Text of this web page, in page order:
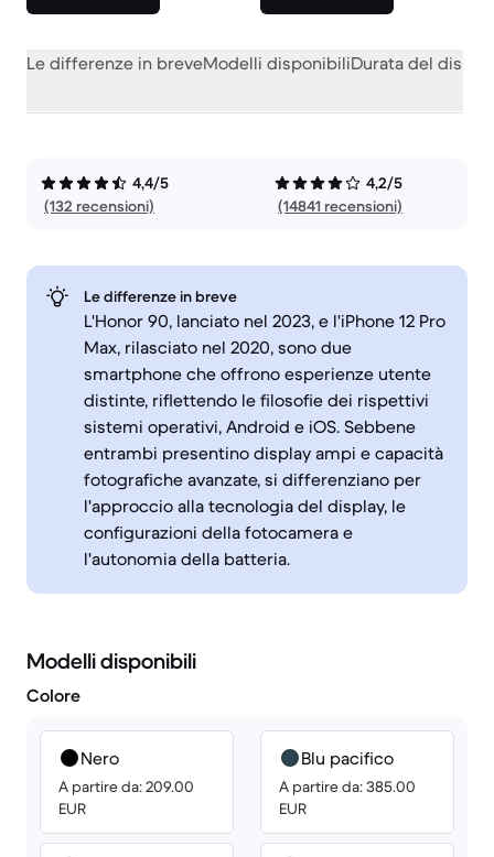
Le differenze in breveModelli disponibiliDurata del
4,4/5
(132 recensioni)
4,2/5
(14841 recensioni)
Le differenze in breve
L'Honor 90, lanciato nel 2023, e l'iPhone 12 Pro
Max, rilasciato nel 2020, sono due
smartphone che offrono esperienze utente
distinte, riflettendo le filosofie dei rispettivi
sistemi operativi, Android e iOS. Sebbene
entrambi presentino display ampi e capacità
fotografiche avanzate, si differenziano per
l'approccio alla tecnologia del display, le
configurazioni della fotocamera e
l'autonomia della batteria.
Modelli disponibili
Colore
Nero
A partire da: 209.00
EUR
Blu pacifico
A partire da: 385.00
EUR